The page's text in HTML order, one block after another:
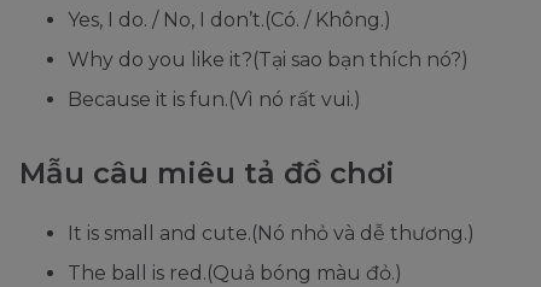
Yes, I do. / No, I don’t.(Có. / Không.)
Why do you like it?(Tại sao bạn thích nó?)
Because it is fun.(Vì nó rất vui.)
Mẫu câu miêu tả đồ chơi
It is small and cute.(Nó nhỏ và dễ thương.)
The ball is red.(Quả bóng màu đỏ.)